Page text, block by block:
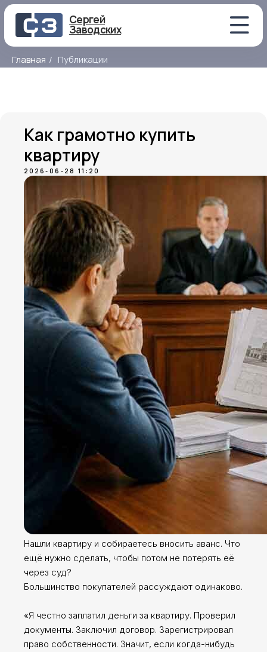
Сергей
Заводских
Главная / Публикации
Как грамотно купить
квартиру
2026-06-28 11:20
Нашли квартиру и собираетесь вносить аванс. Что
ещё нужно сделать, чтобы потом не потерять её
через суд?
Большинство покупателей рассуждают одинаково.
«Я честно заплатил деньги за квартиру. Проверил
документы. Заключил договор. Зарегистрировал
право собственности. Значит, если когда-нибудь